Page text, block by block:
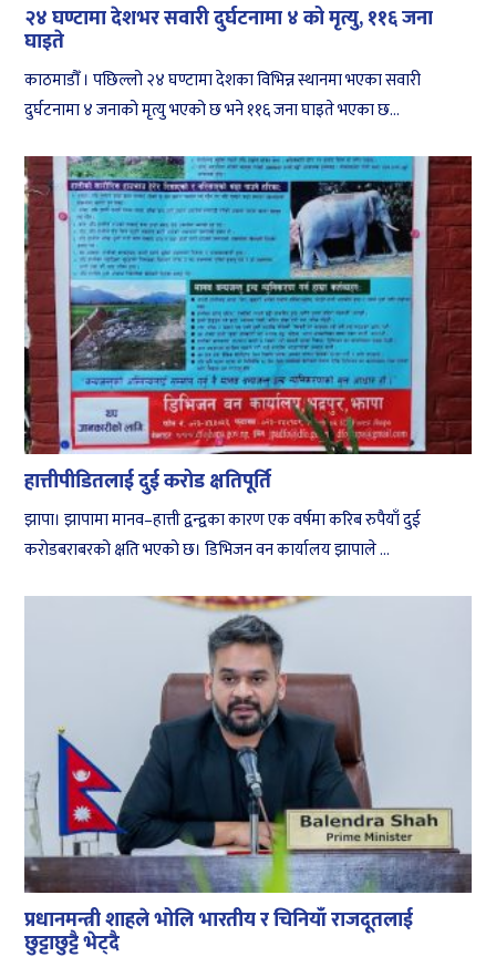
२४ घण्टामा देशभर सवारी दुर्घटनामा ४ को मृत्यु, ११६ जना
घाइते
काठमाडौँ । पछिल्लो २४ घण्टामा देशका विभिन्न स्थानमा भएका सवारी
दुर्घटनामा ४ जनाको मृत्यु भएको छ भने ११६ जना घाइते भएका छ...
हात्तीपीडितलाई दुई करोड क्षतिपूर्ति
झापा। झापामा मानव–हात्ती द्वन्द्वका कारण एक वर्षमा करिब रुपैयाँ दुई
करोडबराबरको क्षति भएको छ। डिभिजन वन कार्यालय झापाले ...
प्रधानमन्त्री शाहले भोलि भारतीय र चिनियाँ राजदूतलाई
छुट्टाछुट्टै भेट्दै